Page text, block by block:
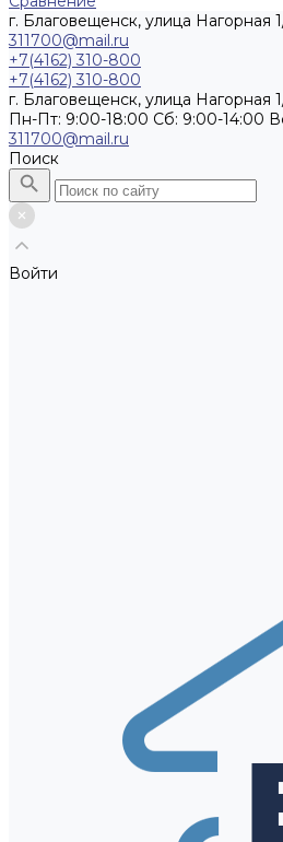
г. Благовещенск, улица Нагорная
311700@mail.ru
+7(4162) 310-800
+7(4162) 310-800
г. Благовещенск, улица Нагорная
Пн-Пт: 9:00-18:00 Cб: 9:00-14:00
311700@mail.ru
Поиск
Войти